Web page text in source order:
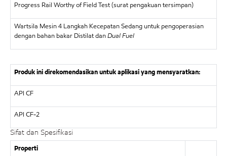
Progress Rail Worthy of Field Test (surat pengakuan tersimpan)
Wartsila Mesin 4 Langkah Kecepatan Sedang untuk pengoperasian
dengan bahan bakar Distilat danDual Fuel
Produk ini direkomendasikan untuk aplikasi yang mensyaratkan:
API CF
API CF-2
Sifat dan Spesifikasi
Properti